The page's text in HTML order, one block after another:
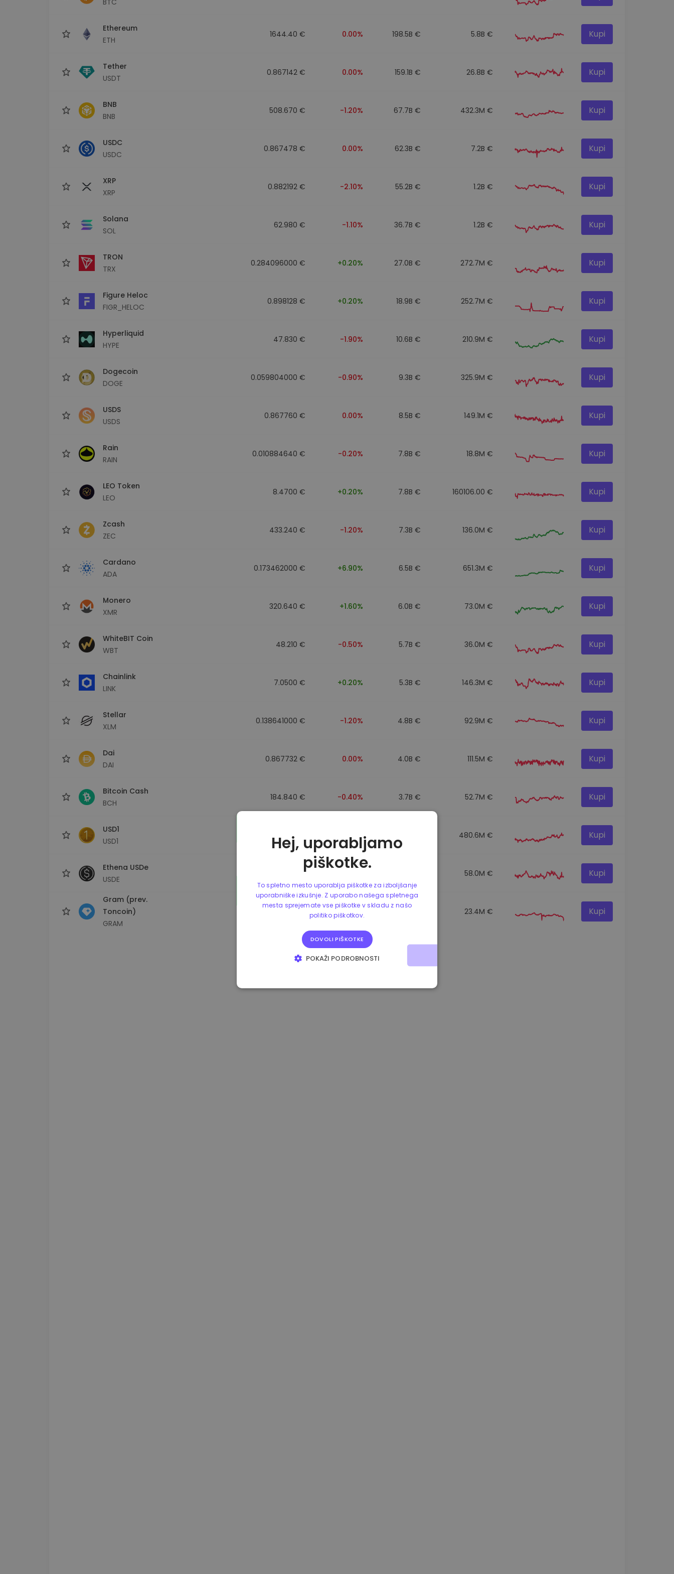
Ethereum
ETH
1644.40 € 0.00% 198.5B € 5.8B € Kupi
Tether
USDT
0.867142 € 0.00% 159.1B € 26.8B € Kupi
BNB
BNB
508.670 € -1.20% 67.7B € 432.3M € Kupi
USDC
USDC
0.867478 € 0.00% 62.3B € 7.2B € Kupi
XRP
XRP
0.882192 € -2.10% 55.2B € 1.2B € Kupi
Solana
SOL
62.980 € -1.10% 36.7B € 1.2B € Kupi
TRON
TRX
0.284096000 € +0.20% 27.0B € 272.7M € Kupi
Figure Heloc
FIGR_HELOC
0.898128 € +0.20% 18.9B € 252.7M € Kupi
Hyperliquid
HYPE
47.830 € -1.90% 10.6B € 210.9M € Kupi
Dogecoin
DOGE
0.059804000 € -0.90% 9.3B € 325.9M € Kupi
USDS
USDS
0.867760 € 0.00% 8.5B € 149.1M € Kupi
Rain
RAIN
0.010884640 € -0.20% 7.8B € 18.8M € Kupi
LEO Token
LEO
8.4700 € +0.20% 7.8B € 160106.00 € Kupi
Zcash
ZEC
433.240 € -1.20% 7.3B € 136.0M € Kupi
Cardano
ADA
0.173462000 € +6.90% 6.5B € 651.3M € Kupi
Monero
XMR
320.640 € +1.60% 6.0B € 73.0M € Kupi
WhiteBIT Coin
WBT
48.210 € -0.50% 5.7B € 36.0M € Kupi
Chainlink
LINK
7.0500 € +0.20% 5.3B € 146.3M € Kupi
Stellar
XLM
0.138641000 € -1.20% 4.8B € 92.9M € Kupi
Dai
DAI
0.867732 € 0.00% 4.0B € 111.5M € Kupi
Bitcoin Cash
BCH
184.840 € -0.40% 3.7B € 52.7M € Kupi
USD1
USD1
0.867499 € 0.00% 480.6M € Kupi
Ethena USDe
USDE
0.867435 € 58.0M € Kupi
Gram (prev.
Toncoin)
GRAM
1.160000 € -4.10% 23.4M € Kupi
Hej, uporabljamo
piškotke.
To spletno mesto uporablja piškotke za izboljšanje
uporabniške izkušnje. Z uporabo našega spletnega
mesta sprejemate vse piškotke v skladu z našo
politiko piškotkov.
DOVOLI PIŠKOTKE
POKAŽI PODROBNOSTI